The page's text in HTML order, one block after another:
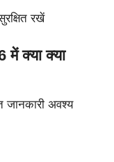
रखें
क्या क्या
जानकारी अवश्य